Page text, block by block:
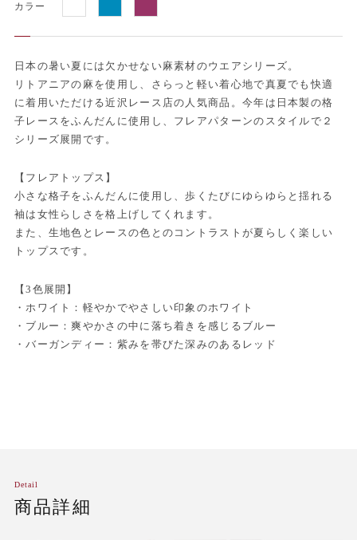
カラー
日本の暑い夏には欠かせない麻素材のウエアシリーズ。
リトアニアの麻を使用し、さらっと軽い着心地で真夏でも快適
に着用いただける近沢レース店の人気商品。今年は日本製の格
子レースをふんだんに使用し、フレアパターンのスタイルで２
シリーズ展開です。
【フレアトップス】
小さな格子をふんだんに使用し、歩くたびにゆらゆらと揺れる
袖は女性らしさを格上げしてくれます。
また、生地色とレースの色とのコントラストが夏らしく楽しい
トップスです。
【3色展開】
・ホワイト：軽やかでやさしい印象のホワイト
・ブルー：爽やかさの中に落ち着きを感じるブルー
・バーガンディー：紫みを帯びた深みのあるレッド
商品詳細
Detail